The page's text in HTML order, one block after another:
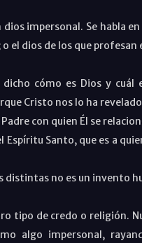
impersonal. Se habla
el dios de los que
cómo es Dios y cuál
Cristo nos lo ha
con quien Él se
Espíritu Santo, que es a
distintas no es un invento
tipo de credo o religión.
algo impersonal,